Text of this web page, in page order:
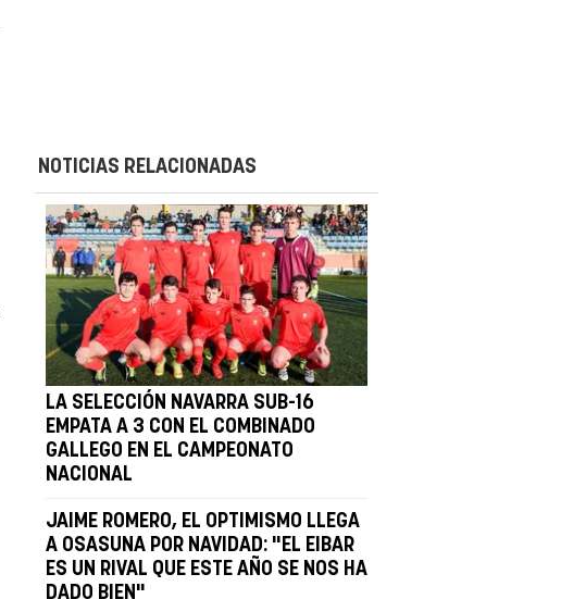
NOTICIAS RELACIONADAS
LA SELECCIÓN NAVARRA SUB-16
EMPATA A 3 CON EL COMBINADO
GALLEGO EN EL CAMPEONATO
NACIONAL
JAIME ROMERO, EL OPTIMISMO LLEGA
A OSASUNA POR NAVIDAD: "EL EIBAR
ES UN RIVAL QUE ESTE AÑO SE NOS HA
DADO BIEN"